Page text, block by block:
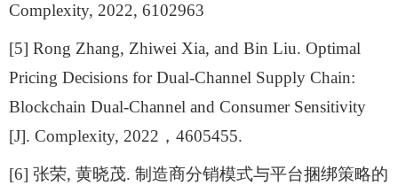
Complexity, 2022, 6102963
[5] Rong Zhang, Zhiwei Xia, and Bin Liu. Optimal
Pricing Decisions for Dual-Channel Supply Chain:
Blockchain Dual-Channel and Consumer Sensitivity
[J]. Complexity, 2022 ， 4605455.
[6] 张荣, 黄晓茂. 制造商分销模式与平台捆绑策略的